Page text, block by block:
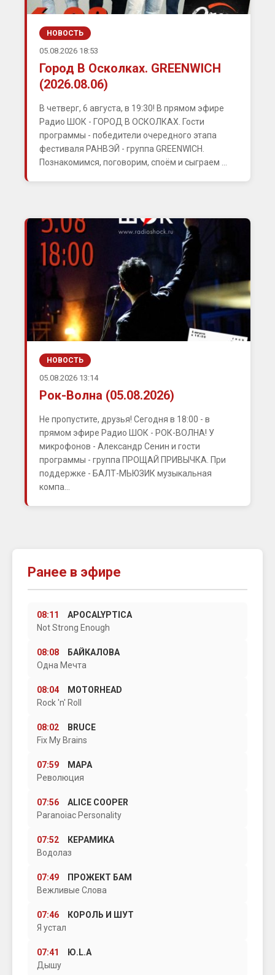
НОВОСТЬ
05.08.2026 18:53
Город В Осколках. GREENWICH
(2026.08.06)
В четверг, 6 августа, в 19:30! В прямом эфире
Радио ШОК - ГОРОД В ОСКОЛКАХ. Гости
программы - победители очередного этапа
фестиваля РАНВЭЙ - группа GREENWICH.
Познакомимся, поговорим, споём и сыграем ...
НОВОСТЬ
05.08.2026 13:14
Рок-Волна (05.08.2026)
Не пропустите, друзья! Сегодня в 18:00 - в
прямом эфире Радио ШОК - РОК-ВОЛНА! У
микрофонов - Александр Сенин и гости
программы - группа ПРОЩАЙ ПРИВЫЧКА. При
поддержке - БАЛТ-МЬЮЗИК музыкальная
компа...
Ранее в эфире
08:11
APOCALYPTICA
Not Strong Enough
08:08
БАЙКАЛОВА
Одна Мечта
08:04
MOTORHEAD
Rock 'n' Roll
08:02
BRUCE
Fix My Brains
07:59
МАРА
Революция
07:56
ALICE COOPER
Paranoiac Personality
07:52
КЕРАМИКА
Водолаз
07:49
ПРОЖЕКТ БАМ
Вежливые Слова
07:46
КОРОЛЬ И ШУТ
Я устал
07:41
Ю.L.А
Дышу